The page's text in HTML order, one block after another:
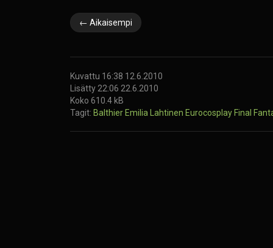
← Aikaisempi
Kuvattu 16:38 12.6.2010
Lisätty 22:06 22.6.2010
Koko 610.4 kB
Tagit: BalthierEmilia Lahtinen EurocosplayFinal